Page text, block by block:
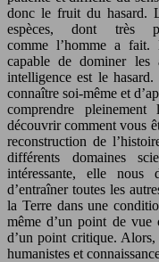
donc le fruit du hasard.
espèces, dont très
comme l’homme a fait.
capable de dominer les
intelligence est le
connaître soi-même et
comprendre
découvrir comment vous
reconstruction de
différents domaines
intéressante, elle
d’entraîner toutes les
la Terre dans une
même d’un point de vue
d’un point critique.
humanistes et